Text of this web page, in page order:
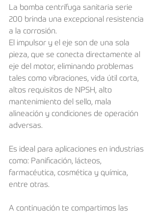
La bomba centrífuga sanitaria serie
200 brinda una excepcional resistencia
a la corrosión.
El impulsor y el eje son de una sola
pieza, que se conecta directamente al
eje del motor, eliminando problemas
tales como vibraciones, vida útil corta,
altos requisitos de NPSH, alto
mantenimiento del sello, mala
alineación y condiciones de operación
adversas.
Es ideal para aplicaciones en industrias
como: Panificación, lácteos,
farmacéutica, cosmética y química,
entre otras.
A continuación te compartimos las